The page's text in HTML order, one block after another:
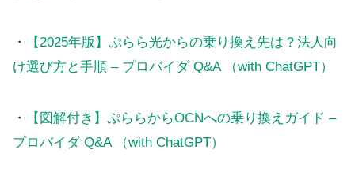
・
【2025年版】ぷらら光からの乗り換え先は？法人向
け選び方と手順 – プロバイダ Q&A （with ChatGPT）
・
【図解付き】ぷららからOCNへの乗り換えガイド –
プロバイダ Q&A （with ChatGPT）